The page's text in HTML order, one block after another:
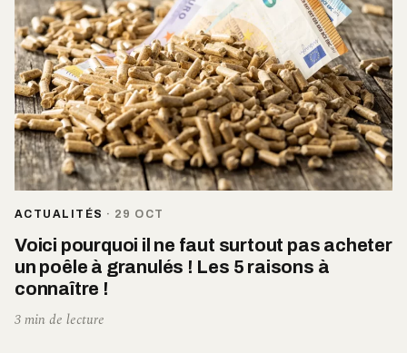
ACTUALITÉS · 29 OCT
Voici pourquoi il ne faut surtout pas acheter
un poêle à granulés ! Les 5 raisons à
connaître !
3 min de lecture